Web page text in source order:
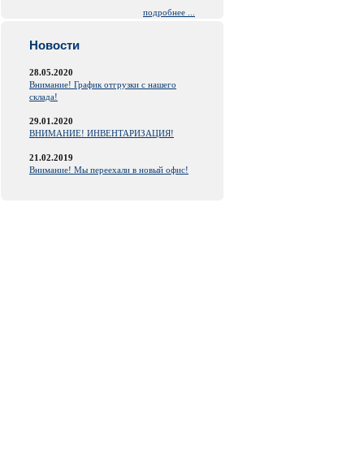
подробнее ...
Новости
28.05.2020
Внимание! График отгрузки с нашего
склада!
29.01.2020
ВНИМАНИЕ! ИНВЕНТАРИЗАЦИЯ!
21.02.2019
Внимание! Мы переехали в новый офис!